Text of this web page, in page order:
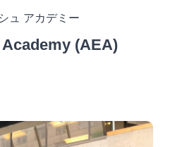
ュ アカデミー
(AEA)